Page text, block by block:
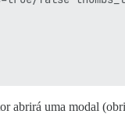
abrirá uma modal